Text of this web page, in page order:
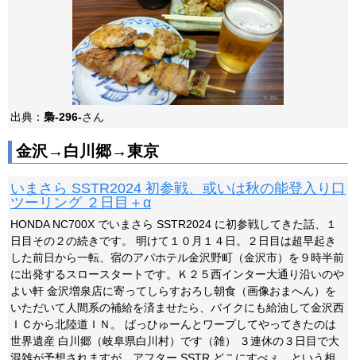
出典： 梟-296-さん
金沢→白川郷→東京
いまさら SSTR2024 初参戦、或いは秋の能登入り口
ツーリング ２日目＋α
HONDA NC700X でいまさら SSTR2024 に初参戦してきた話、１
日目その２の続きです。 明けて１０月１４日。２日目は超早起き
した前日から一転、宿のアパホテル金沢野町（金沢市）を９時半前
に出発するスロースタートです。Ｋ２５西インター大通り沿いのや
よい軒 金沢増泉店に寄ってしらすおろし朝食（画像おまへん）を
いただいて人間系の補給を済ませたら、バイクにも給油して金沢西
ＩＣから北陸道ＩＮ。 ばっひゅーんとワープしてやってきたのは
世界遺産 白川郷（岐阜県白川村）です（雑） ３連休の３日目で大